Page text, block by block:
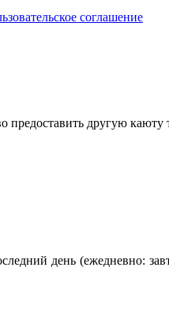
соглашение
другую
день (ежедневно: